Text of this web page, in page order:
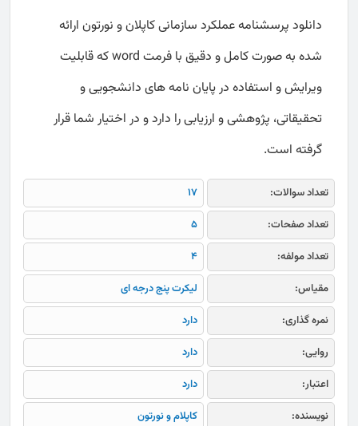
دانلود پرسشنامه عملکرد سازمانی کاپلان و نورتون ارائه
شده به صورت کامل و دقیق با فرمت word که قابلیت
ویرایش و استفاده در پایان نامه های دانشجویی و
تحقیقاتی، پژوهشی و ارزیابی را دارد و در اختیار شما قرار
گرفته است.
تعداد سوالات:
17
تعداد صفحات:
5
تعداد مولفه:
4
مقیاس:
لیکرت پنج درجه ای
نمره گذاری:
دارد
روایی:
دارد
اعتبار:
دارد
نویسنده:
کاپلام و نورتون